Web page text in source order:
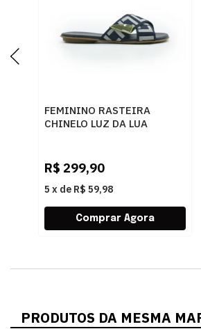
FEMININO RASTEIRA
CHINELO LUZ DA LUA
R$ 299,90
5 x de R$ 59,98
PRODUTOS DA MESMA